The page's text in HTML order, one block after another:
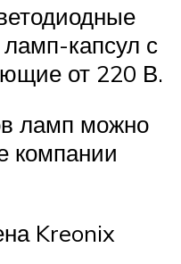
ламп-капсул с
от 220 В.
ламп можно
компании
Kreonix